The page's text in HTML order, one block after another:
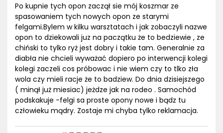
Po kupnie tych opon zaczął sie mój koszmar ze
spasowaniem tych nowych opon ze starymi
felgami.Bylem w kilku warsztatach i jak zobaczyli nazwe
opon to dziekowali juz na paczątku że to bedziewie , ze
chiński to tylko ryż jest dobry i takie tam. Generalnie za
diabła nie chcieli wyważać dopiero po interwencji kolegi
kolegi zaczeli cos próbowac i nie wiem czy to tlko zła
wola czy mieli racje że to badziew. Do dnia dzisiejszego
( minął już miesiac) jeżdze jak na rodeo . Samochód
podskakuje -felgi sa proste opony nowe i bądz tu
człowieku mądry. Zostaje mi chyba tylko reklamacja.